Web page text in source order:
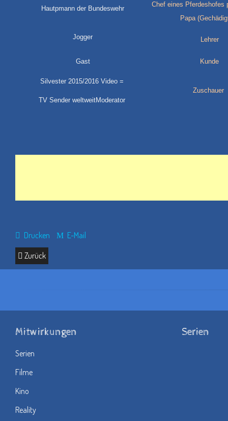
Hautpmann der Bundeswehr
Chef eines Pferdeshofes
Papa
Jogger Lehrer
Gast Kunde
Silvester 2015/2016 Video =
TV Sender weltweitModerator
Zuschauer
Drucken
E-Mail
Zurück
Mitwirkungen
Serien
Filme
Kino
Reality
Serien